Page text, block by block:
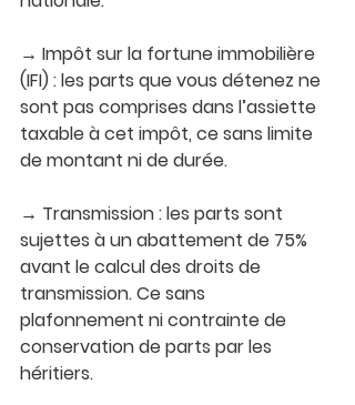
→ Impôt sur la fortune immobilière
(IFI) : les parts que vous détenez ne
sont pas comprises dans l’assiette
taxable à cet impôt, ce sans limite
de montant ni de durée.
→ Transmission : les parts sont
sujettes à un abattement de 75%
avant le calcul des droits de
transmission. Ce sans
plafonnement ni contrainte de
conservation de parts par les
héritiers.